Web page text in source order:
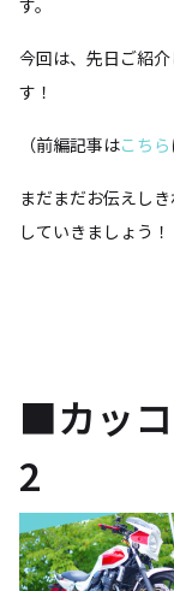
す。
今回は、先日ご紹
す！
（前編記事はこちら
まだまだお伝えし
していきましょう！
■カッ
2